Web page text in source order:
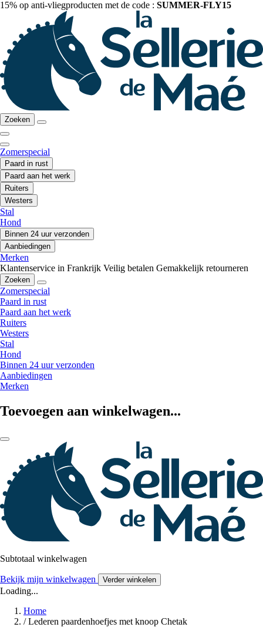
15% op anti-vliegproducten met de code : SUMMER-FLY15
Zoeken
Zomerspecial
Paard in rust
Paard aan het werk
Ruiters
Westers
Stal
Hond
Binnen 24 uur verzonden
Aanbiedingen
Merken
Klantenservice in Frankrijk Veilig betalen Gemakkelijk retourneren
Zoeken
Zomerspecial
Paard in rust
Paard aan het werk
Ruiters
Westers
Stal
Hond
Binnen 24 uur verzonden
Aanbiedingen
Merken
Toevoegen aan winkelwagen...
Subtotaal winkelwagen
Bekijk mijn winkelwagen Verder winkelen
Loading...
Home
/ Lederen paardenhoefjes met knoop Chetak